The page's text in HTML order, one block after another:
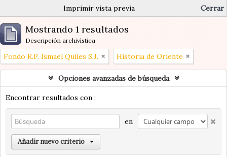
Imprimir vista previa Cerrar
Mostrando 1 resultados
Descripción archivística
Fondo R.P. Ismael Quiles S.J. Historia de Oriente
Opciones avanzadas de búsqueda
Encontrar resultados con :
en
Añadir nuevo criterio